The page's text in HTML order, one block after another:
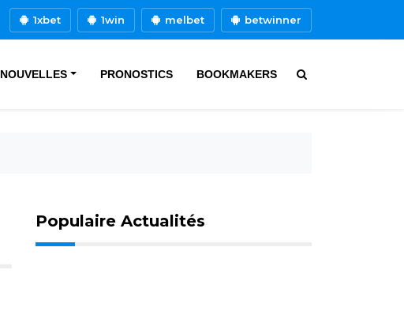
1xbet 1win melbet betwinner
NOUVELLES PRONOSTICS BOOKMAKERS
Populaire Actualités